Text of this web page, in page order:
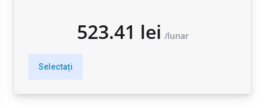
523.41 lei
Selectați